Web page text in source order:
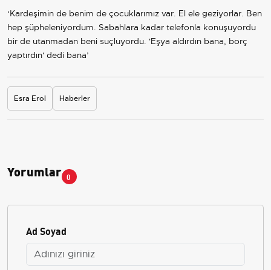
‘Kardeşimin de benim de çocuklarımız var. El ele geziyorlar. Ben
hep şüpheleniyordum. Sabahlara kadar telefonla konuşuyordu
bir de utanmadan beni suçluyordu. 'Eşya aldırdın bana, borç
yaptırdın' dedi bana’
Esra Erol Haberler
Yorumlar 0
Ad Soyad